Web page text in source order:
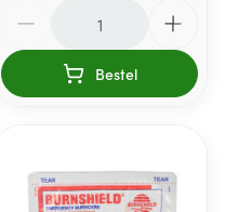
Bestel